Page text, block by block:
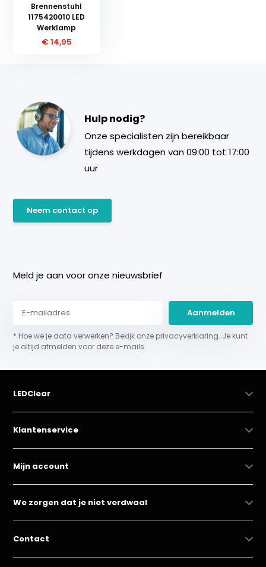
Brennenstuhl
1175420010 LED
Werklamp
€ 14,95
Hulp nodig?
Onze specialisten zijn bereikbaar
tijdens werkdagen van 09:00 tot 17:00
uur
Neem contact op
Meld je aan voor onze nieuwsbrief
Aanmelden
* Hoe we je data verwerken? Bekijk onze privacyverklaring. Je kunt
je altijd afmelden voor deze e-mails.
LEDClear
Klantenservice
Mijn account
We zorgen dat je niet verdwaal
Contact